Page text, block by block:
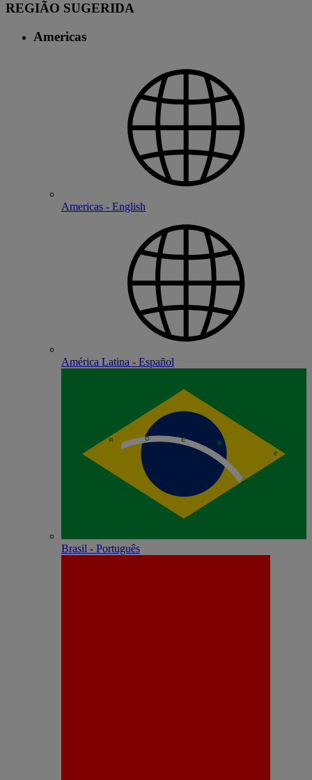
REGIÃO SUGERIDA
Americas
Americas - English
América Latina - Español
Brasil - Português